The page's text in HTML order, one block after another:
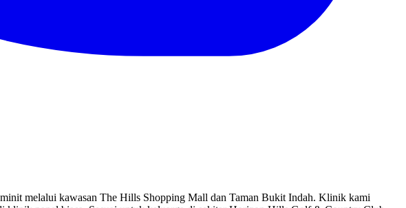
melalui kawasan The Hills Shopping Mall dan Taman Bukit Indah. Klinik kami